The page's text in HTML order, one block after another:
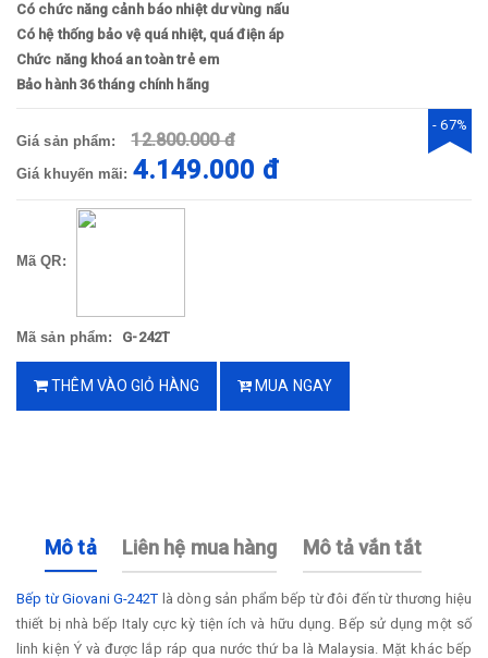
Có chức năng cảnh báo nhiệt dư vùng nấu
Có hệ thống bảo vệ quá nhiệt, quá điện áp
Chức năng khoá an toàn trẻ em
Bảo hành 36 tháng chính hãng
Giá sản phẩm: 12.800.000 đ
Giá khuyến mãi: 4.149.000 đ
- 67%
Mã QR:
Mã sản phẩm: G-242T
THÊM VÀO GIỎ HÀNG MUA NGAY
Mô tả Liên hệ mua hàng Mô tả vắn tắt
Bếp từ Giovani G-242T là dòng sản phẩm bếp từ đôi đến từ thương hiệu
thiết bị nhà bếp Italy cực kỳ tiện ích và hữu dụng. Bếp sử dụng một số
linh kiện Ý và được lắp ráp qua nước thứ ba là Malaysia. Mặt khác bếp